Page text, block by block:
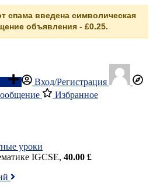
спама введена символическая
объявления - £0.25.
Вход/Регистрация
Избранное
уроки
IGCSE, 40.00 £